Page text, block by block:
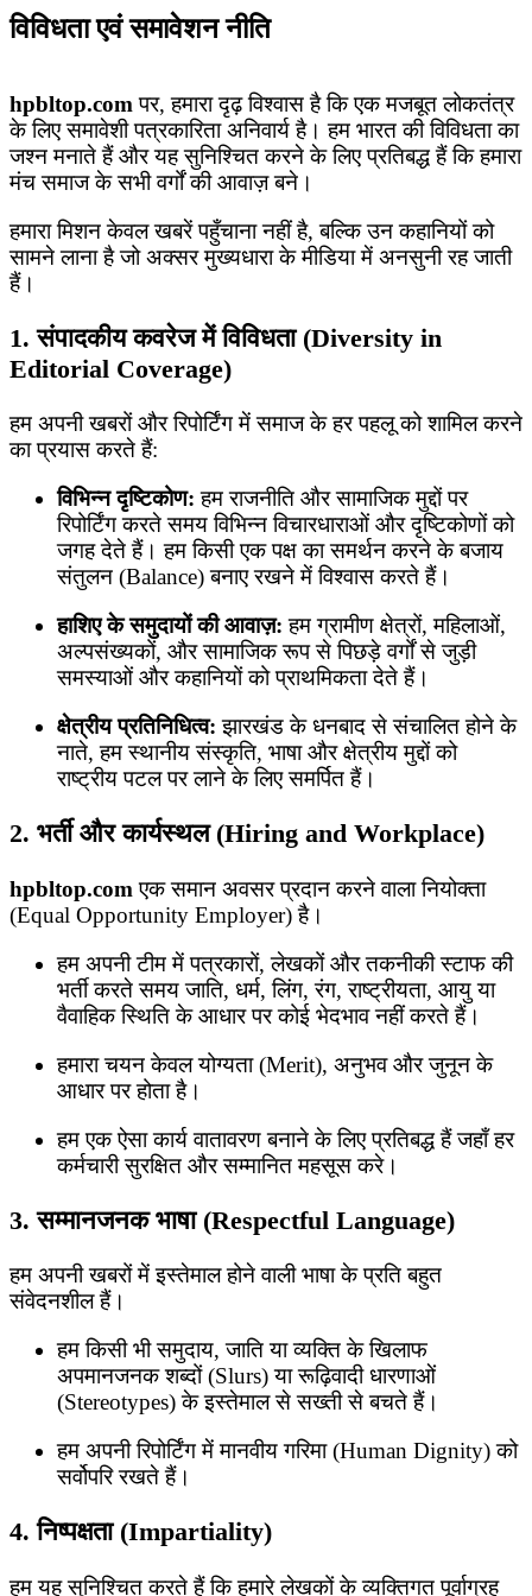
विविधता एवं समावेशन नीति
hpbltop.com पर, हमारा दृढ़ विश्वास है कि एक मजबूत लोकतंत्र
के लिए समावेशी पत्रकारिता अनिवार्य है। हम भारत की विविधता का
जश्न मनाते हैं और यह सुनिश्चित करने के लिए प्रतिबद्ध हैं कि हमारा
मंच समाज के सभी वर्गों की आवाज़ बने।
हमारा मिशन केवल खबरें पहुँचाना नहीं है, बल्कि उन कहानियों को
सामने लाना है जो अक्सर मुख्यधारा के मीडिया में अनसुनी रह जाती
हैं।
1. संपादकीय कवरेज में विविधता (Diversity in
Editorial Coverage)
हम अपनी खबरों और रिपोर्टिंग में समाज के हर पहलू को शामिल करने
का प्रयास करते हैं:
विभिन्न दृष्टिकोण: हम राजनीति और सामाजिक मुद्दों पर
रिपोर्टिंग करते समय विभिन्न विचारधाराओं और दृष्टिकोणों को
जगह देते हैं। हम किसी एक पक्ष का समर्थन करने के बजाय
संतुलन (Balance) बनाए रखने में विश्वास करते हैं।
हाशिए के समुदायों की आवाज़: हम ग्रामीण क्षेत्रों, महिलाओं,
अल्पसंख्यकों, और सामाजिक रूप से पिछड़े वर्गों से जुड़ी
समस्याओं और कहानियों को प्राथमिकता देते हैं।
क्षेत्रीय प्रतिनिधित्व: झारखंड के धनबाद से संचालित होने के
नाते, हम स्थानीय संस्कृति, भाषा और क्षेत्रीय मुद्दों को
राष्ट्रीय पटल पर लाने के लिए समर्पित हैं।
2. भर्ती और कार्यस्थल (Hiring and Workplace)
hpbltop.com एक समान अवसर प्रदान करने वाला नियोक्ता
(Equal Opportunity Employer) है।
हम अपनी टीम में पत्रकारों, लेखकों और तकनीकी स्टाफ की
भर्ती करते समय जाति, धर्म, लिंग, रंग, राष्ट्रीयता, आयु या
वैवाहिक स्थिति के आधार पर कोई भेदभाव नहीं करते हैं।
हमारा चयन केवल योग्यता (Merit), अनुभव और जुनून के
आधार पर होता है।
हम एक ऐसा कार्य वातावरण बनाने के लिए प्रतिबद्ध हैं जहाँ हर
कर्मचारी सुरक्षित और सम्मानित महसूस करे।
3. सम्मानजनक भाषा (Respectful Language)
हम अपनी खबरों में इस्तेमाल होने वाली भाषा के प्रति बहुत
संवेदनशील हैं।
हम किसी भी समुदाय, जाति या व्यक्ति के खिलाफ
अपमानजनक शब्दों (Slurs) या रूढ़िवादी धारणाओं
(Stereotypes) के इस्तेमाल से सख्ती से बचते हैं।
हम अपनी रिपोर्टिंग में मानवीय गरिमा (Human Dignity) को
सर्वोपरि रखते हैं।
4. निष्पक्षता (Impartiality)
हम यह सुनिश्चित करते हैं कि हमारे लेखकों के व्यक्तिगत पूर्वाग्रह